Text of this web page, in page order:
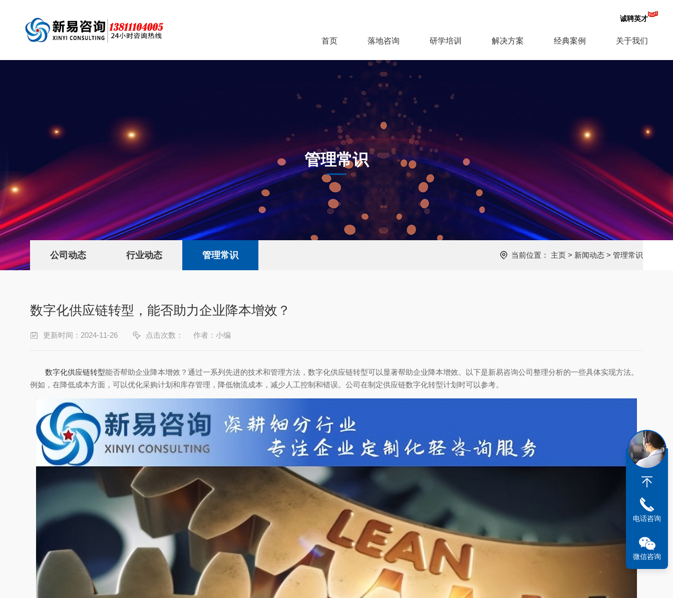
诚聘英才
首页 落地咨询 研学培训 解决方案 经典案例 关于我们
管理常识
公司动态 行业动态 管理常识 当前位置： 主页 > 新闻动态 > 管理常识
数字化供应链转型，能否助力企业降本增效？
更新时间：2024-11-26 点击次数： 作者：小编
数字化供应链转型能否帮助企业降本增效？通过一系列先进的技术和管理方法，数字化供应链转型可以显著帮助企业降本增效。以下是新易咨询公司整理分析的一些具体实现方法。
例如，在降低成本方面，可以优化采购计划和库存管理，降低物流成本，减少人工控制和错误。公司在制定供应链数字化转型计划时可以参考。
电话咨询
微信咨询